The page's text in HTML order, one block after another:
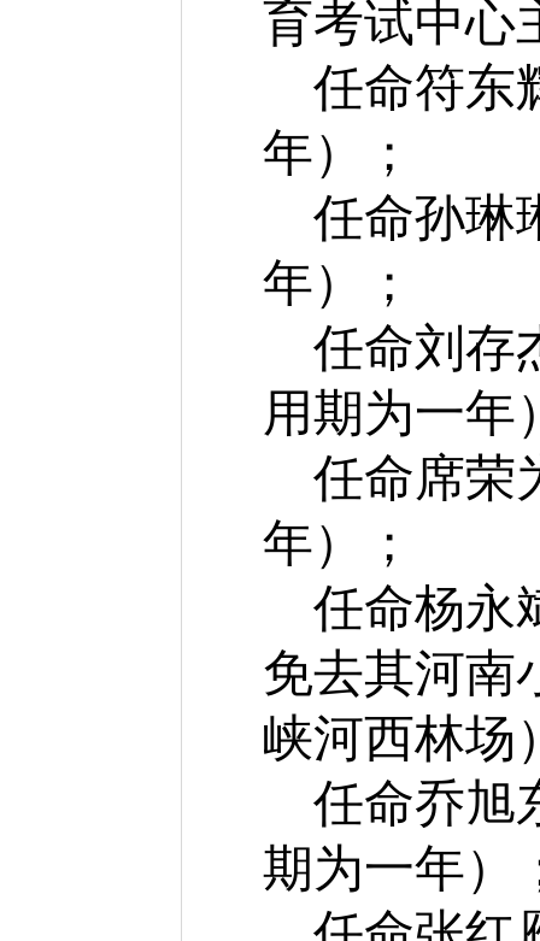
育考试中心
任命符东
年）；
任命孙琳
年）；
任命刘存
用期为一年
任命席荣
年）；
任命杨永
免去其河南
峡河西林场
任命乔旭
期为一年）